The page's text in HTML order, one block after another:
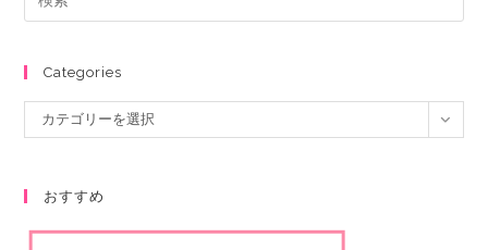
Categories
カテゴリーを選択
おすすめ